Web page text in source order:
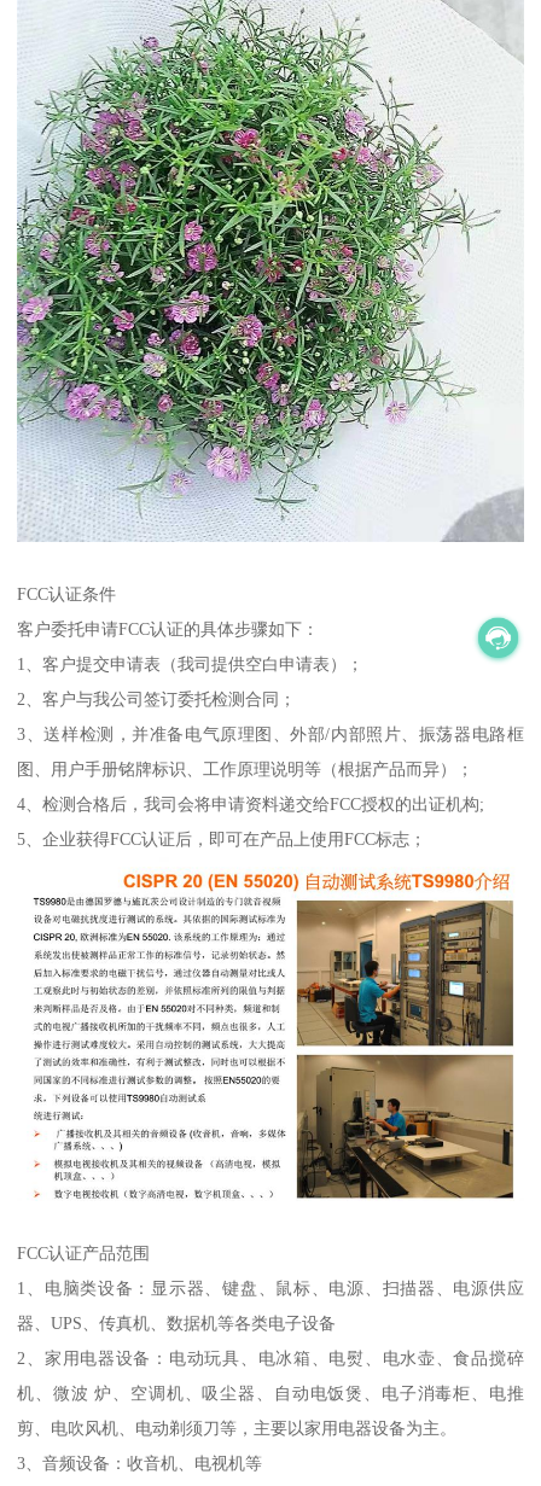
FCC认证条件
客户委托申请FCC认证的具体步骤如下：
1、客户提交申请表（我司提供空白申请表）；
2、客户与我公司签订委托检测合同；
3、送样检测，并准备电气原理图、外部/内部照片、振荡器电路框
图、用户手册铭牌标识、工作原理说明等（根据产品而异）；
4、检测合格后，我司会将申请资料递交给FCC授权的出证机构;
5、企业获得FCC认证后，即可在产品上使用FCC标志；
FCC认证产品范围
1、电脑类设备：显示器、键盘、鼠标、电源、扫描器、电源供应
器、UPS、传真机、数据机等各类电子设备
2、家用电器设备：电动玩具、电冰箱、电熨、电水壶、食品搅碎
机、微波 炉、空调机、吸尘器、自动电饭煲、电子消毒柜、电推
剪、电吹风机、电动剃须刀等，主要以家用电器设备为主。
3、音频设备：收音机、电视机等